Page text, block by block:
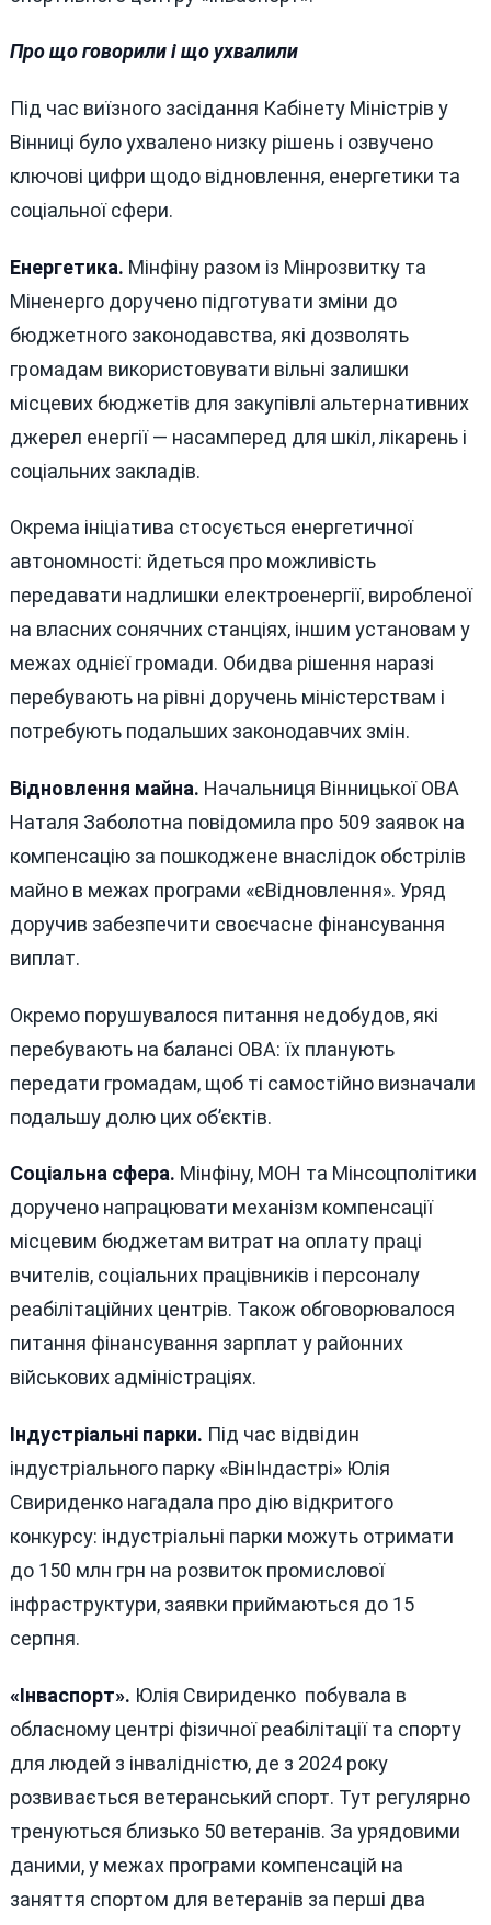
Про що говорили і що ухвалили
Під час виїзного засідання Кабінету Міністрів у
Вінниці було ухвалено низку рішень і озвучено
ключові цифри щодо відновлення, енергетики та
соціальної сфери.
Енергетика. Мінфіну разом із Мінрозвитку та
Міненерго доручено підготувати зміни до
бюджетного законодавства, які дозволять
громадам використовувати вільні залишки
місцевих бюджетів для закупівлі альтернативних
джерел енергії — насамперед для шкіл, лікарень і
соціальних закладів.
Окрема ініціатива стосується енергетичної
автономності: йдеться про можливість
передавати надлишки електроенергії, виробленої
на власних сонячних станціях, іншим установам у
межах однієї громади. Обидва рішення наразі
перебувають на рівні доручень міністерствам і
потребують подальших законодавчих змін.
Відновлення майна. Начальниця Вінницької ОВА
Наталя Заболотна повідомила про 509 заявок на
компенсацію за пошкоджене внаслідок обстрілів
майно в межах програми «єВідновлення». Уряд
доручив забезпечити своєчасне фінансування
виплат.
Окремо порушувалося питання недобудов, які
перебувають на балансі ОВА: їх планують
передати громадам, щоб ті самостійно визначали
подальшу долю цих об’єктів.
Соціальна сфера. Мінфіну, МОН та Мінсоцполітики
доручено напрацювати механізм компенсації
місцевим бюджетам витрат на оплату праці
вчителів, соціальних працівників і персоналу
реабілітаційних центрів. Також обговорювалося
питання фінансування зарплат у районних
військових адміністраціях.
Індустріальні парки. Під час відвідин
індустріального парку «ВінІндастрі» Юлія
Свириденко нагадала про дію відкритого
конкурсу: індустріальні парки можуть отримати
до 150 млн грн на розвиток промислової
інфраструктури, заявки приймаються до 15
серпня.
«Інваспорт». Юлія Свириденко побувала в
обласному центрі фізичної реабілітації та спорту
для людей з інвалідністю, де з 2024 року
розвивається ветеранський спорт. Тут регулярно
тренуються близько 50 ветеранів. За урядовими
даними, у межах програми компенсацій на
заняття спортом для ветеранів за перші два